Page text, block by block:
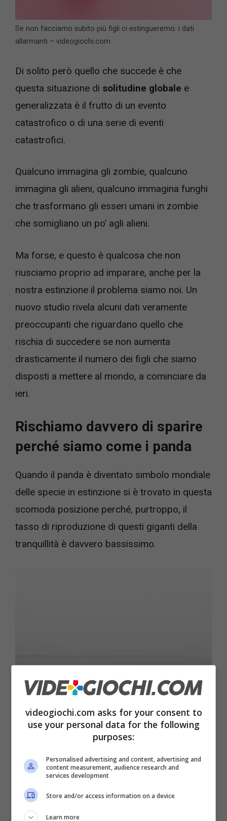
Se non facciamo subito più figli ci estingueremo: i dati
allarmanti – videogiochi.com
Di solito però quello che succede è che
questa situazione di solitudine globale e
generalizzata è il frutto di un evento
catastrofico o di una serie di eventi
catastrofici.
Qualcuno immagina gli zombie, qualcuno
immagina gli alieni, qualcuno immagina funghi
che trasformano gli esseri umani in zombie
che somigliano un po’ agli alieni.
Ma forse, e questo è qualcosa che non
riusciamo proprio ad imparare, anche per la
nostra estinzione il problema siamo noi. Un
nuovo studio rivela alcuni dati veramente
preoccupanti che riguardano quello che
rischia di succedere se non aumenta
drasticamente il numero dei figli che siamo
disposti a mettere al mondo, a cominciare da
ieri.
Rischiamo davvero di sparire
perché siamo come i panda
Quando il panda è diventato simbolo mondiale
delle specie in estinzione si è trovato in questa
scomoda posizione perché, purtroppo, il
tasso di riproduzione di questi giganti della
tranquillità è davvero bassissimo.
Rischiamo davvero di sparire perché siamo come i panda –
videogiochi.com
un po’ piede, potremmo tranquillamente
un essere umano, perché secondo un nuovo
studio, il numero di figli che ciascuna donna
videogiochi.com asks for your consent to
use your personal data for the following
purposes:
Personalised advertising and content, advertising and
content measurement, audience research and
services development
Store and/or access information on a device
Learn more